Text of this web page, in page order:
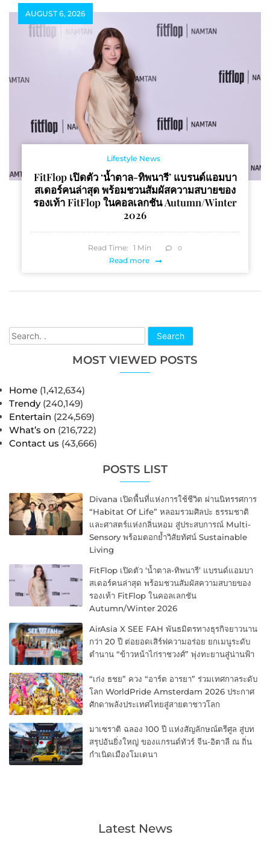
Search
MOST VIEWED POSTS
Home (1,412,634)
Trendy (240,149)
Entertain (224,569)
What’s on (216,722)
Contact us (43,666)
POSTS LIST
Divana เปิดพื้นที่แห่งการใช้ชีวิต ผ่านนิทรรศการ
“Habitat Of Life” หลอมรวมศิลปะ ธรรมชาติ
และศาสตร์แห่งกลิ่นหอม สู่ประสบการณ์ Multi-
Sensory พร้อมตอกย้ำวิสัยทัศน์ Sustainable
Living
FitFlop เปิดตัว ‘น้ำตาล-ทิพนารี’ แบรนด์แอมบา
สเดอร์คนล่าสุด พร้อมชวนสัมผัสความสบายของ
รองเท้า FitFlop ในคอลเลกชัน
Autumn/Winter 2026
AirAsia X SEE FAH พันธมิตรทางธุรกิจยาวนาน
กว่า 20 ปี ต่อยอดเสิร์ฟความอร่อย ยกเมนูระดับ
ตำนาน “ข้าวหน้าไก่ราชวงศ์” พุ่งทะยานสู่น่านฟ้า
“เก่ง ธชย” ควง “อาร์ต อารยา” ร่วมเทศกาลระดับ
โลก WorldPride Amsterdam 2026 ประกาศ
ศักดาพลังประเทศไทยสู่สายตาชาวโลก
มาเซราติ ฉลอง 100 ปี แห่งสัญลักษณ์ตรีศูล สู่บท
สรุปอันยิ่งใหญ่ ของแกรนด์ทัวร์ จีน-อิตาลี ณ ถิ่น
กำเนิดเมืองโมเดนา
Latest News
AUGUST 6, 2026
Lifestyle News
FitFlop เปิดตัว ‘น้ำตาล-ทิพนารี’ แบรนด์แอมบา
สเดอร์คนล่าสุด พร้อมชวนสัมผัสความสบายของ
รองเท้า FitFlop ในคอลเลกชัน Autumn/Winter
2026
Read Time: 1 Min 0
Read more